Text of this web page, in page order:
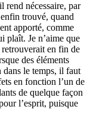
rend nécessaire, par
trouvé, quand
apporté, comme
plaît. Je n’aime que
en fin de
des éléments
dans le temps, il faut
en fonction l’un de
de quelque façon
l’esprit, puisque